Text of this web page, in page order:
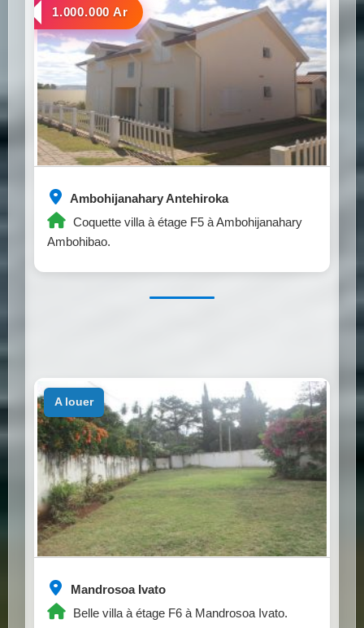
Ambohijanahary Antehiroka
Coquette villa à étage F5 à Ambohijanahary
Ambohibao.
a louer
1.000.000 Ar
Mandrosoa Ivato
Belle villa à étage F6 à Mandrosoa Ivato.
a louer